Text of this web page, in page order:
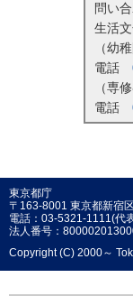
問い
生活
（幼
電話
（専
電話
東京都庁
〒163-8001 東京都新宿
電話：03-5321-1111(代
法人番号：
Copyright (C) 2000～